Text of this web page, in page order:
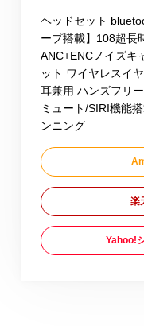
ヘッドセット
ープ搭載】108超長
ANC+ENCノイズキ
ット ワイヤレスイ
耳兼用 ハンズフリ
ミュート/SIRI機能
ンニング
楽
Yahoo!